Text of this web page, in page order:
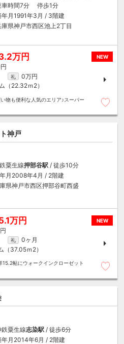
車時間7分 停歩1分
年月1991年3月 / 3階建
庫県神戸市西区池上2丁目
NEW
万円
礼
0万円
（22.32ｍ 2）
物も便利な人気のエリア♪スーパー
神戸
粟生線押部谷駅/ 徒歩10分
月2008年4月 / 2階建
県神戸市西区押部谷町西盛
NEW
万円
礼
0ヶ月
（37.05ｍ 2）
15.2帖にウォークインクローゼット
鉄粟生線志染駅 / 徒歩6分
年月2014年6月 / 2階建